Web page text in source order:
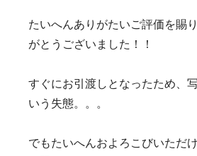
たいへんありがたいご評価を賜
がとうございました！！
すぐにお引渡しとなったため、
いう失態。。。
でもたいへんおよろこびいただ